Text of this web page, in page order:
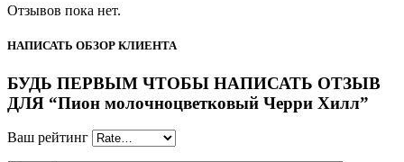
Отзывов пока нет.
НАПИСАТЬ ОБЗОР КЛИЕНТА
БУДЬ ПЕРВЫМ ЧТОБЫ НАПИСАТЬ ОТЗЫВ
ДЛЯ “Пион молочноцветковый Черри Хилл”
Ваш рейтинг